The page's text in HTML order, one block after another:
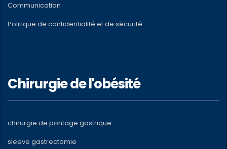
Communication
Politique de confidentialité et de sécurité
Chirurgie de l'obésité
chirurgie de pontage gastrique
sleeve gastrectomie